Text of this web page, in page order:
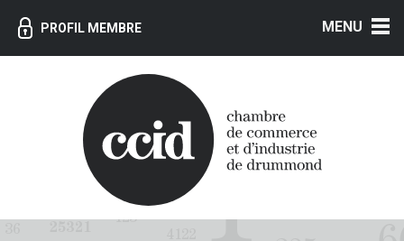
PROFIL MEMBRE MENU